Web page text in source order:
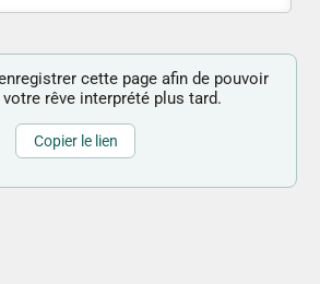
cette page afin de pouvoir
rêve interprété plus tard.
Copier le lien